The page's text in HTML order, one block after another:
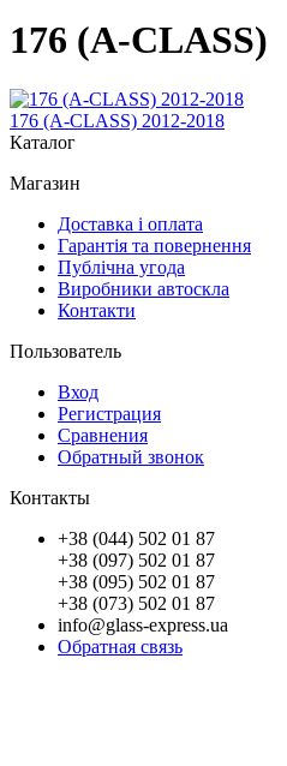
176 (A-CLASS)
176 (A-CLASS) 2012-2018
Каталог
Магазин
Доставка і оплата
Гарантія та повернення
Публічна угода
Виробники автоскла
Контакти
Пользователь
Вход
Регистрация
Сравнения
Обратный звонок
Контакты
+38 (044) 502 01 87
+38 (097) 502 01 87
+38 (095) 502 01 87
+38 (073) 502 01 87
info@glass-express.ua
Обратная связь